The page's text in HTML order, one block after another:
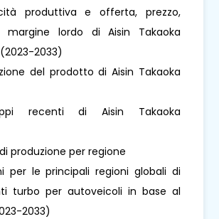
produttiva e offerta, prezzo,
lordo di Aisin Takaoka
2033)
del prodotto di Aisin Takaoka
recenti di Aisin Takaoka
produzione per regione
per le principali regioni globali di
turbo per autoveicoli in base al
2033)